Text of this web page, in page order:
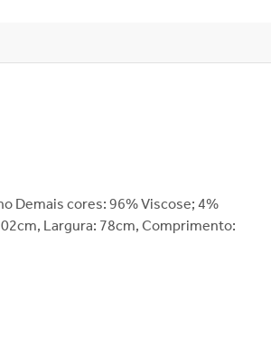
Demais cores: 96% Viscose; 4%
Largura: 78cm, Comprimento: